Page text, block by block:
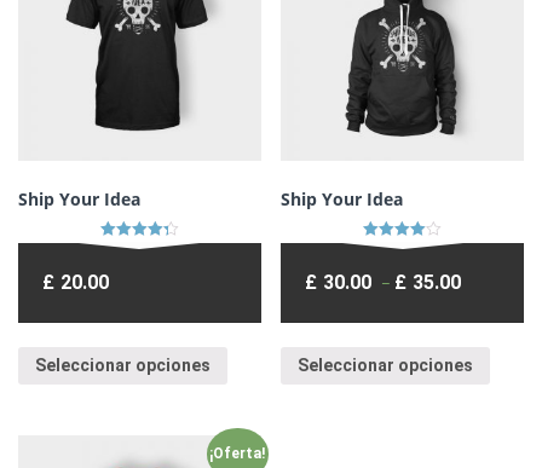
Ship Your Idea
Valorado
4.33
de 5
£ 20.00
Seleccionar opciones
Ship Your Idea
Valorado
4.00
de 5
£ 30.00 – £ 35.00
Seleccionar opciones
¡Oferta!